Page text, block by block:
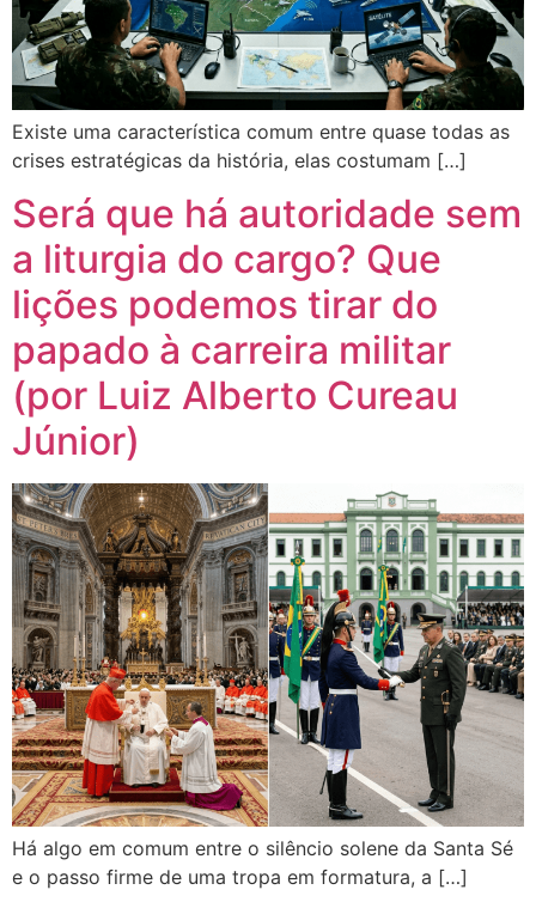
Existe uma característica comum entre quase todas as
crises estratégicas da história, elas costumam […]
Será que há autoridade sem
a liturgia do cargo? Que
lições podemos tirar do
papado à carreira militar
(por Luiz Alberto Cureau
Júnior)
Há algo em comum entre o silêncio solene da Santa Sé
e o passo firme de uma tropa em formatura, a […]